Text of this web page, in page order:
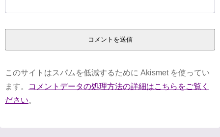
このサイトはスパムを低減するために Akismet を使ってい
ます。
コメントデータの処理方法の詳細はこちらをご覧く
ださい。